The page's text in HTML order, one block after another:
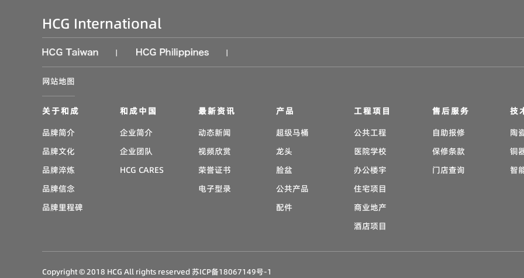
HCG International
| |
网站地图
关于和成
品牌简介
品牌文化
品牌淬炼
品牌信念
品牌里程碑
和成中国
企业简介
企业团队
HCG CARES
最新资讯
动态新闻
视频欣赏
荣誉证书
电子型录
产品
超级马桶
龙头
脸盆
公共产品
配件
工程项目
公共工程
医院学校
办公楼宇
住宅项目
商业地产
酒店项目
售后服务
自助报修
保修条款
门店查询
技
陶
铜
智
Copyright © 2018 HCG All rights reserved苏ICP备18067149号-1